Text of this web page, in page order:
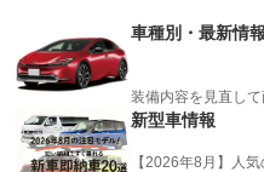
車種別・最新情報
装備内容を見直し
新型車情報
【2026年8月】人